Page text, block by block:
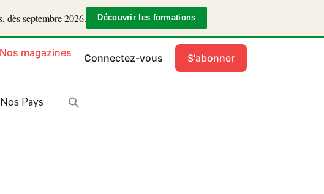
septembre 2026. Découvrir les formations
Nos magazines Connectez-vous S'abonner
Nos Pays